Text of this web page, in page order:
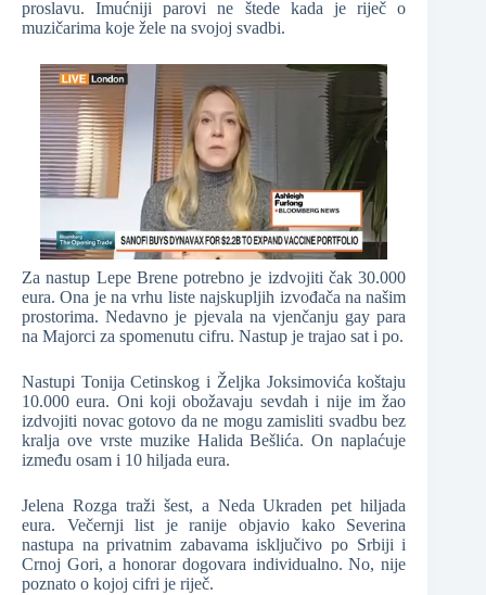
proslavu. Imućniji parovi ne štede kada je riječ o
muzičarima koje žele na svojoj svadbi.
Za nastup Lepe Brene potrebno je izdvojiti čak 30.000
eura. Ona je na vrhu liste najskupljih izvođača na našim
prostorima. Nedavno je pjevala na vjenčanju gay para
na Majorci za spomenutu cifru. Nastup je trajao sat i po.
Nastupi Tonija Cetinskog i Željka Joksimovića koštaju
10.000 eura. Oni koji obožavaju sevdah i nije im žao
izdvojiti novac gotovo da ne mogu zamisliti svadbu bez
kralja ove vrste muzike Halida Bešlića. On naplaćuje
između osam i 10 hiljada eura.
Jelena Rozga traži šest, a Neda Ukraden pet hiljada
eura. Večernji list je ranije objavio kako Severina
nastupa na privatnim zabavama isključivo po Srbiji i
Crnoj Gori, a honorar dogovara individualno. No, nije
poznato o kojoj cifri je riječ.